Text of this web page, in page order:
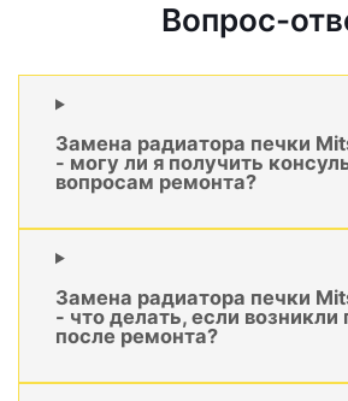
Вопрос-
Замена радиатора печки
- могу ли я получить
вопросам ремонта?
Замена радиатора печки
- что делать, если
после ремонта?